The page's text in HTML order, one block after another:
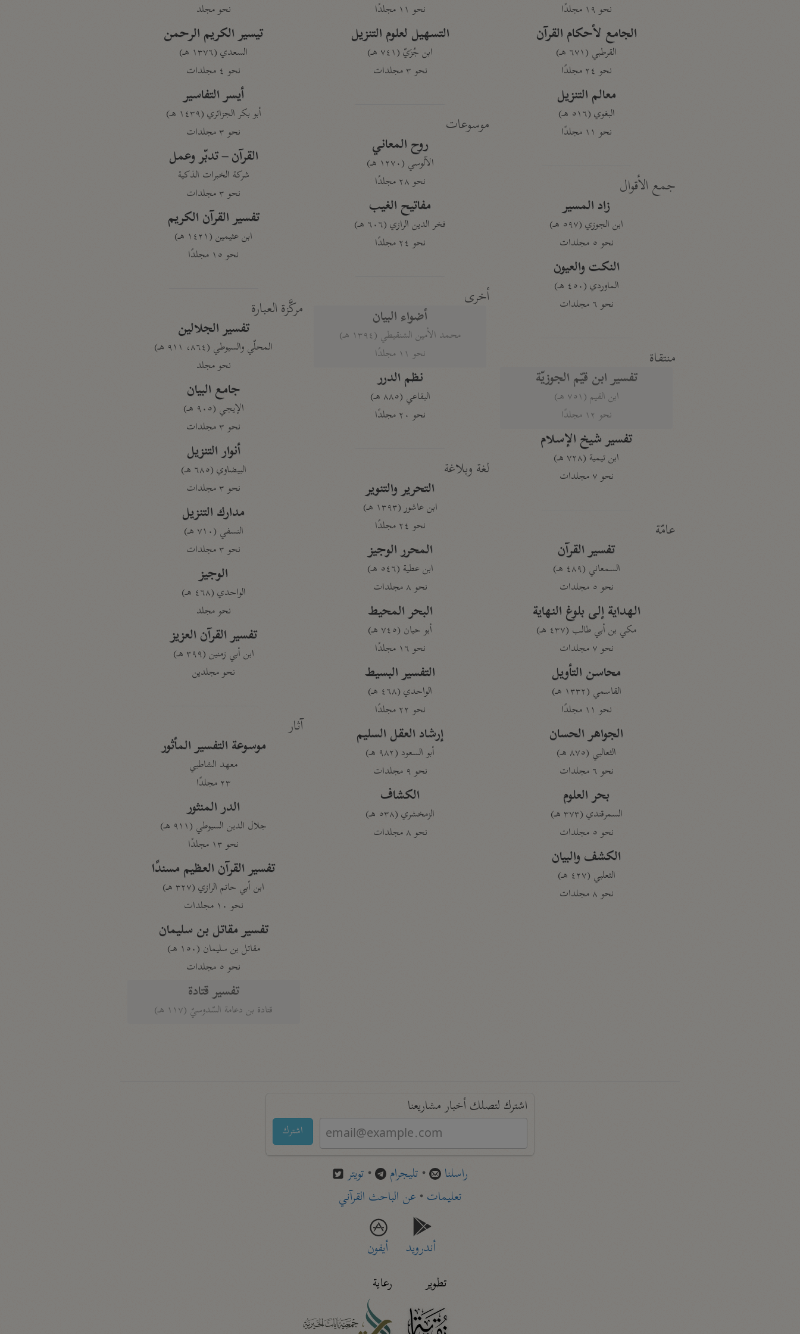
نحو ١٩ مجلدًا
الجامع لأحكام القرآن
القرطبي (٦٧١ هـ)
نحو ٢٤ مجلدًا
معالم التنزيل
البغوي (٥١٦ هـ)
نحو ١١ مجلدًا
جمع الأقوال
زاد المسير
ابن الجوزي (٥٩٧ هـ)
نحو ٥ مجلدات
النكت والعيون
الماوردي (٤٥٠ هـ)
نحو ٦ مجلدات
منتقاة
تفسير ابن قيّم الجوزيّة
ابن القيم (٧٥١ هـ)
نحو ١٢ مجلدًا
تفسير شيخ الإسلام
ابن تيمية (٧٢٨ هـ)
نحو ٧ مجلدات
عامّة
تفسير القرآن
السمعاني (٤٨٩ هـ)
نحو ٥ مجلدات
الهداية إلى بلوغ النهاية
مكي بن أبي طالب (٤٣٧ هـ)
نحو ٧ مجلدات
محاسن التأويل
القاسمي (١٣٣٢ هـ)
نحو ١١ مجلدًا
الجواهر الحسان
الثعالبي (٨٧٥ هـ)
نحو ٦ مجلدات
بحر العلوم
السمرقندي (٣٧٣ هـ)
نحو ٥ مجلدات
الكشف والبيان
الثعلبي (٤٢٧ هـ)
نحو ٨ مجلدات
نحو ١١ مجلدًا
التسهيل لعلوم التنزيل
ابن جُزَيّ (٧٤١ هـ)
نحو ٣ مجلدات
موسوعات
روح المعاني
الآلوسي (١٢٧٠ هـ)
نحو ٢٨ مجلدًا
مفاتيح الغيب
فخر الدين الرازي (٦٠٦ هـ)
نحو ٢٤ مجلدًا
أخرى
أضواء البيان
محمد الأمين الشنقيطي (١٣٩٤ هـ)
نحو ١١ مجلدًا
نظم الدرر
البقاعي (٨٨٥ هـ)
نحو ٢٠ مجلدًا
لغة وبلاغة
التحرير والتنوير
ابن عاشور (١٣٩٣ هـ)
نحو ٢٤ مجلدًا
المحرر الوجيز
ابن عطية (٥٤٦ هـ)
نحو ٨ مجلدات
البحر المحيط
أبو حيان (٧٤٥ هـ)
نحو ١٦ مجلدًا
التفسير البسيط
الواحدي (٤٦٨ هـ)
نحو ٢٢ مجلدًا
إرشاد العقل السليم
أبو السعود (٩٨٢ هـ)
نحو ٩ مجلدات
الكشاف
الزمخشري (٥٣٨ هـ)
نحو ٨ مجلدات
نحو مجلد
تيسير الكريم الرحمن
السعدي (١٣٧٦ هـ)
نحو ٤ مجلدات
أيسر التفاسير
أبو بكر الجزائري (١٤٣٩ هـ)
نحو ٣ مجلدات
القرآن – تدبّر وعمل
شركة الخبرات الذكية
نحو ٣ مجلدات
تفسير القرآن الكريم
ابن عثيمين (١٤٢١ هـ)
نحو ١٥ مجلدًا
مركَّزة العبارة
تفسير الجلالين
المحلّي والسيوطي (٨٦٤، ٩١١ هـ)
نحو مجلد
جامع البيان
الإيجي (٩٠٥ هـ)
نحو ٣ مجلدات
أنوار التنزيل
البيضاوي (٦٨٥ هـ)
نحو ٣ مجلدات
مدارك التنزيل
النسفي (٧١٠ هـ)
نحو ٣ مجلدات
الوجيز
الواحدي (٤٦٨ هـ)
نحو مجلد
تفسير القرآن العزيز
ابن أبي زمنين (٣٩٩ هـ)
نحو مجلدين
آثار
موسوعة التفسير المأثور
معهد الشاطبي
٢٣ مجلدًا
الدر المنثور
جلال الدين السيوطي (٩١١ هـ)
نحو ١٣ مجلدًا
تفسير القرآن العظيم مسندًا
ابن أبي حاتم الرازي (٣٢٧ هـ)
نحو ١٠ مجلدات
تفسير مقاتل بن سليمان
مقاتل بن سليمان (١٥٠ هـ)
نحو ٥ مجلدات
تفسير قتادة
قتادة بن دعامة السّدوسيّ (١١٧ هـ)
اشترك لتصلك أخبار مشاريعنا
اشترك
راسلنا • تليجرام • تويتر
تعليمات• عن الباحث القرآني
أندرويد
أيفون
تطوير
رعاية